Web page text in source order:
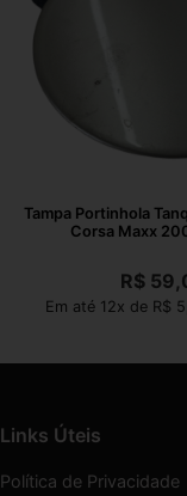
Tampa Portinhola
Corsa Maxx
R$
Em até 12x de R$
Links Úteis
Política de Privacidade